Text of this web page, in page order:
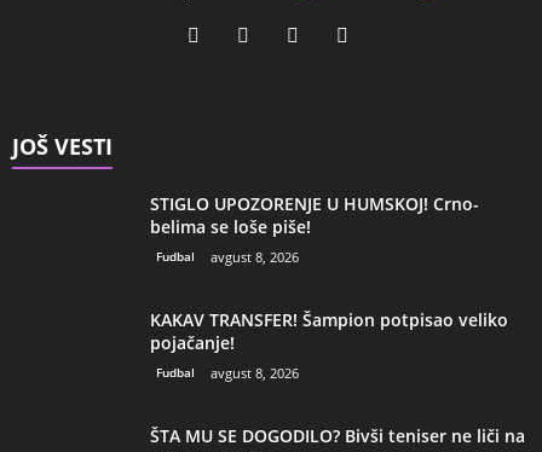
JOŠ VESTI
STIGLO UPOZORENJE U HUMSKOJ! Crno-
belima se loše piše!
Fudbal avgust 8, 2026
KAKAV TRANSFER! Šampion potpisao veliko
pojačanje!
Fudbal avgust 8, 2026
ŠTA MU SE DOGODILO? Bivši teniser ne liči na